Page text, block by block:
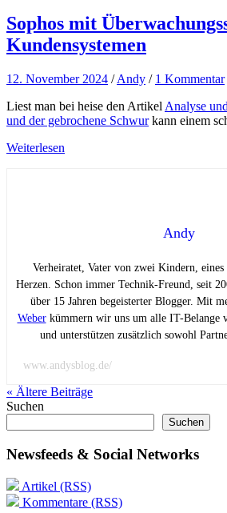
Sophos mit
Kundensystemen
12. November 2024 /Andy / 1 Kommentar
Liest man bei heise den Artikel Analyse
und der gebrochene Schwurkann einem
Weiterlesen
Andy
Verheiratet, Vater von zwei Kindern,
Herzen. Schon immer Technik-Freund, seit
über 15 Jahren begeisterter Blogger. Mit
Weberkümmern wir uns um alle IT-Belange
und unterstützen zusätzlich sowohl
www.andysblog.de/
« Ältere Beiträge
Suchen
Suchen
Newsfeeds & Social Networks
Artikel (RSS)
Kommentare (RSS)